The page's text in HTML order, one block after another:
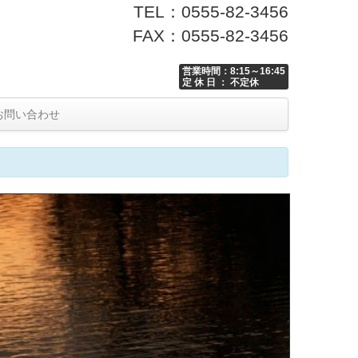
TEL：0555-82-3456
FAX：0555-82-3456
営業時間：8:15～16:45
定 休 日 ： 不定休
い合わせ